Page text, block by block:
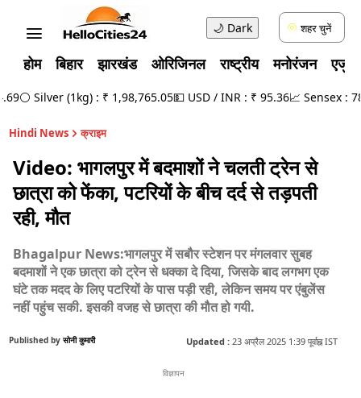
🌙 Dark शहर चुनें
होम बिहार झारखंड ओरिजिनल राष्ट्रीय मनोरंजन
⚪ Silver (1kg) : ₹ 1,98,765.05💵 USD / INR : ₹ 95.36📈 Sensex :
Hindi News क्राइम
Video: भागलपुर में बदमाशों ने चलती ट्रेन से
छात्रा को फेंका, पटरियों के बीच दर्द से तड़पती
रही, मौत
Bhagalpur News:भागलपुर में सबौर स्टेशन पर मंगलवार सुबह
बदमाशों ने एक छात्रा को ट्रेन से धक्का दे दिया, जिसके बाद लगभग एक
घंटे तक मदद के लिए पटरियों के पास पड़ी रही, लेकिन समय पर एंबुलेंस
नहीं पहुंच सकी. इसकी वजह से छात्रा की मौत हो गयी.
Published by सोनी कुमारी Updated : 23 अप्रैल 2025 1:39 पूर्वाह्न IST
विज्ञापन